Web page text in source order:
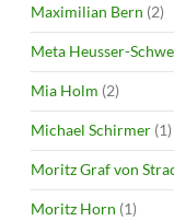
Maximilian Bern (2)
Meta Heusser-
Mia Holm (2)
Michael Schirmer (1)
Moritz Graf von
Moritz Horn (1)